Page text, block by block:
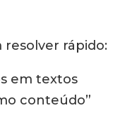
rápido:
em textos
conteúdo”